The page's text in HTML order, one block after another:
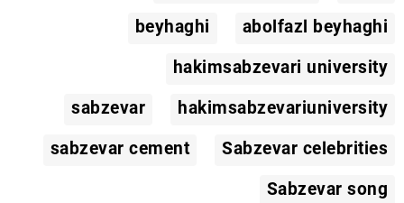
abolfazl beyhaghi
beyhaghi
hakimsabzevari university
hakimsabzevariuniversity
sabzevar
Sabzevar celebrities
sabzevar cement
Sabzevar song